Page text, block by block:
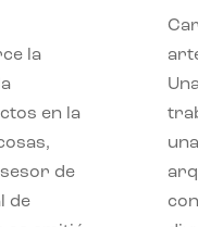
la
en la
de
de